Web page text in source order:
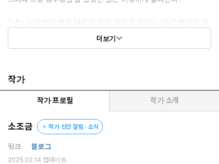
“너는 이제부터 호원 대군의 집에 들어갈 것이다. 대군 부인이 되
“나는 대군이자 그대 낭군이랍시고 대면하고 있는 사훤입니다. 부
인 이름은 어떻게 됩니까.”
심히 유약한, 사내 구실도 못 한다는 허울뿐인 대군.
그러나 그는 소문과 달랐다. 무척 강건해 보였고, 명하가 살면서 본
어떤 이들보다도 아름다웠다.
더보기
작가
작가 프로필 작가 소개
소조금 작가 신간 알림 · 소식
링크 블로그
2025.02.14업데이트